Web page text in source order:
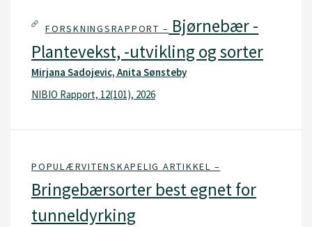
FORSKNINGSRAPPORT – Bjørnebær -
Plantevekst, -utvikling og sorter
Mirjana Sadojevic, Anita Sønsteby
NIBIO Rapport, 12(101), 2026
POPULÆRVITENSKAPELIG ARTIKKEL –
Bringebærsorter best egnet for
tunneldyrking